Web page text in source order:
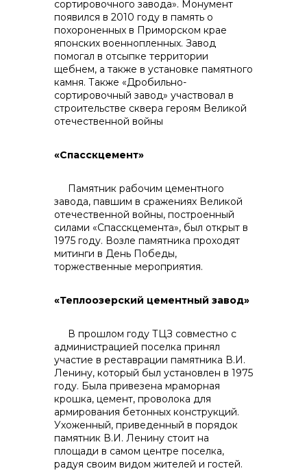
сортировочного завода». Монумент
появился в 2010 году в память о
похороненных в Приморском крае
японских военнопленных. Завод
помогал в отсыпке территории
щебнем, а также в установке памятного
камня. Также «Дробильно-
сортировочный завод» участвовал в
строительстве сквера героям Великой
отечественной войны
«Спасскцемент»
Памятник рабочим цементного
завода, павшим в сражениях Великой
отечественной войны, построенный
силами «Спасскцемента», был открыт в
1975 году. Возле памятника проходят
митинги в День Победы,
торжественные мероприятия.
«Теплоозерский цементный завод»
В прошлом году ТЦЗ совместно с
администрацией поселка принял
участие в реставрации памятника В.И.
Ленину, который был установлен в 1975
году. Была привезена мраморная
крошка, цемент, проволока для
армирования бетонных конструкций.
Ухоженный, приведенный в порядок
памятник В.И. Ленину стоит на
площади в самом центре поселка,
радуя своим видом жителей и гостей.